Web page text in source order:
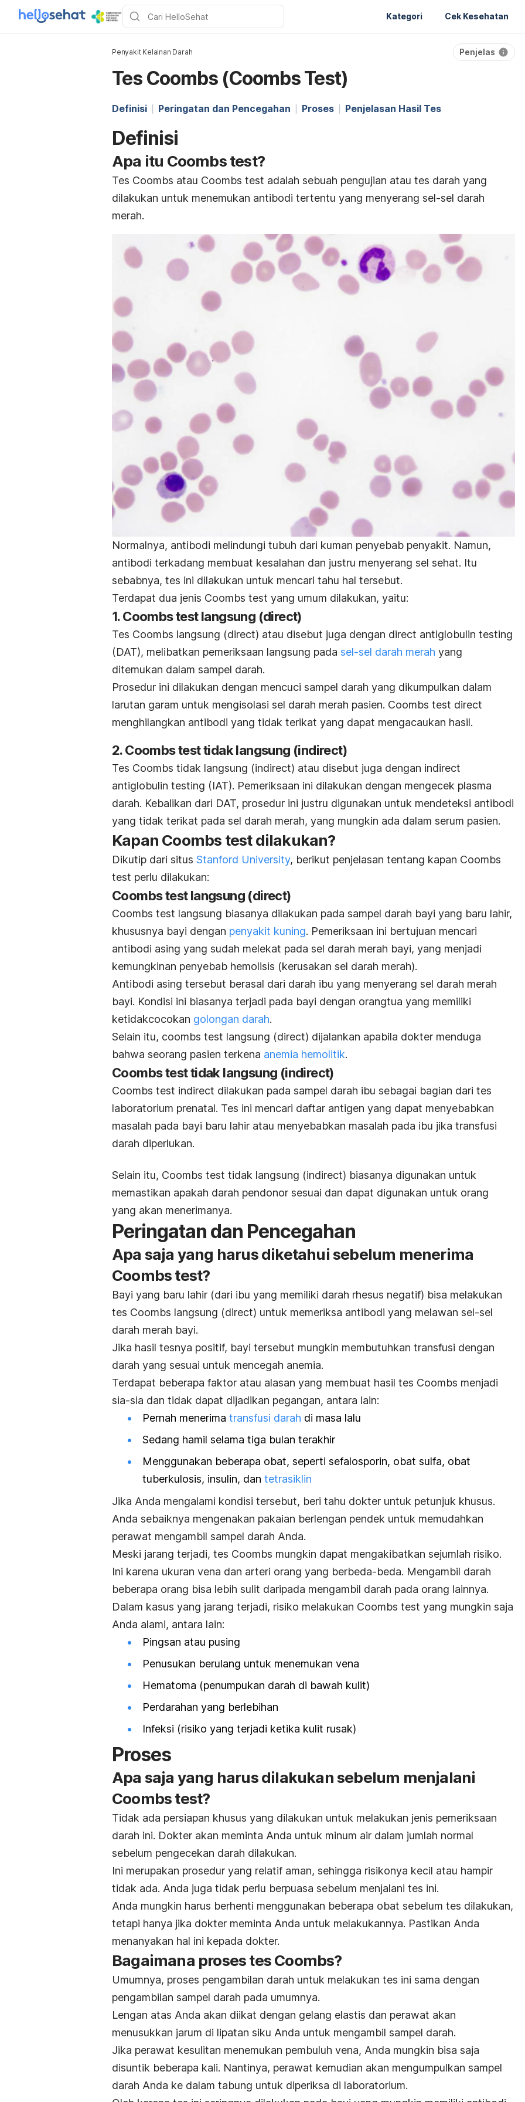
Kategori Cek Kesehatan
Penyakit Kelainan Darah Penjelas
Tes Coombs (Coombs Test)
Definisi Peringatan dan Pencegahan Proses Penjelasan Hasil Tes
Definisi
Apa itu Coombs test?
Tes Coombs atau Coombs test adalah sebuah pengujian atau tes darah yang
dilakukan untuk menemukan antibodi tertentu yang menyerang sel-sel darah
merah.
Normalnya, antibodi melindungi tubuh dari kuman penyebab penyakit. Namun,
antibodi terkadang membuat kesalahan dan justru menyerang sel sehat. Itu
sebabnya, tes ini dilakukan untuk mencari tahu hal tersebut.
Terdapat dua jenis Coombs test yang umum dilakukan, yaitu:
1.Coombs testlangsung (direct)
Tes Coombs langsung (direct) atau disebut juga dengan direct antiglobulin testing
(DAT), melibatkan pemeriksaan langsung pada sel-sel darah merah yang
ditemukan dalam sampel darah.
Prosedur ini dilakukan dengan mencuci sampel darah yang dikumpulkan dalam
larutan garam untuk mengisolasi sel darah merah pasien. Coombs test direct
menghilangkan antibodi yang tidak terikat yang dapat mengacaukan hasil.
2.Coombstesttidak langsung (indirect)
Tes Coombs tidak langsung (indirect) atau disebut juga dengan indirect
antiglobulin testing (IAT). Pemeriksaan ini dilakukan dengan mengecek plasma
darah. Kebalikan dari DAT, prosedur ini justru digunakan untuk mendeteksi antibodi
yang tidak terikat pada sel darah merah, yang mungkin ada dalam serum pasien.
Kapan Coombs testdilakukan?
Dikutip dari situs Stanford University, berikut penjelasan tentang kapan Coombs
test perlu dilakukan:
Coombs testlangsung (direct)
Coombs test langsung biasanya dilakukan pada sampel darah bayi yang baru lahir,
khususnya bayi dengan penyakit kuning. Pemeriksaan ini bertujuan mencari
antibodi asing yang sudah melekat pada sel darah merah bayi, yang menjadi
kemungkinan penyebab hemolisis (kerusakan sel darah merah).
Antibodi asing tersebut berasal dari darah ibu yang menyerang sel darah merah
bayi. Kondisi ini biasanya terjadi pada bayi dengan orangtua yang memiliki
ketidakcocokan golongan darah.
Selain itu, coombs test langsung (direct) dijalankan apabila dokter menduga
bahwa seorang pasien terkena anemia hemolitik.
Coombs test tidak langsung (indirect)
Coombs test indirect dilakukan pada sampel darah ibu sebagai bagian dari tes
laboratorium prenatal. Tes ini mencari daftar antigen yang dapat menyebabkan
masalah pada bayi baru lahir atau menyebabkan masalah pada ibu jika transfusi
darah diperlukan.
Selain itu, Coombs test tidak langsung (indirect) biasanya digunakan untuk
memastikan apakah darah pendonor sesuai dan dapat digunakan untuk orang
yang akan menerimanya.
Peringatan dan Pencegahan
Apa saja yang harus diketahui sebelum menerima
Coombs test?
Bayi yang baru lahir (dari ibu yang memiliki darah rhesus negatif) bisa melakukan
tes Coombs langsung (direct) untuk memeriksa antibodi yang melawan sel-sel
darah merah bayi.
Jika hasil tesnya positif, bayi tersebut mungkin membutuhkan transfusi dengan
darah yang sesuai untuk mencegah anemia.
Terdapat beberapa faktor atau alasan yang membuat hasil tes Coombs menjadi
sia-sia dan tidak dapat dijadikan pegangan, antara lain:
Pernah menerima transfusi darah di masa lalu
Sedang hamil selama tiga bulan terakhir
Menggunakan beberapa obat, seperti sefalosporin, obat sulfa, obat
tuberkulosis, insulin, dan tetrasiklin
Jika Anda mengalami kondisi tersebut, beri tahu dokter untuk petunjuk khusus.
Anda sebaiknya mengenakan pakaian berlengan pendek untuk memudahkan
perawat mengambil sampel darah Anda.
Meski jarang terjadi, tes Coombs mungkin dapat mengakibatkan sejumlah risiko.
Ini karena ukuran vena dan arteri orang yang berbeda-beda. Mengambil darah
beberapa orang bisa lebih sulit daripada mengambil darah pada orang lainnya.
Dalam kasus yang jarang terjadi, risiko melakukan Coombs test yang mungkin saja
Anda alami, antara lain:
Pingsan atau pusing
Penusukan berulang untuk menemukan vena
Hematoma (penumpukan darah di bawah kulit)
Perdarahan yang berlebihan
Infeksi (risiko yang terjadi ketika kulit rusak)
Proses
Apa saja yang harus dilakukan sebelum menjalani
Coombs test?
Tidak ada persiapan khusus yang dilakukan untuk melakukan jenis pemeriksaan
darah ini. Dokter akan meminta Anda untuk minum air dalam jumlah normal
sebelum pengecekan darah dilakukan.
Ini merupakan prosedur yang relatif aman, sehingga risikonya kecil atau hampir
tidak ada. Anda juga tidak perlu berpuasa sebelum menjalani tes ini.
Anda mungkin harus berhenti menggunakan beberapa obat sebelum tes dilakukan,
tetapi hanya jika dokter meminta Anda untuk melakukannya. Pastikan Anda
menanyakan hal ini kepada dokter.
Bagaimana proses tes Coombs?
Umumnya, proses pengambilan darah untuk melakukan tes ini sama dengan
pengambilan sampel darah pada umumnya.
Lengan atas Anda akan diikat dengan gelang elastis dan perawat akan
menusukkan jarum di lipatan siku Anda untuk mengambil sampel darah.
Jika perawat kesulitan menemukan pembuluh vena, Anda mungkin bisa saja
disuntik beberapa kali. Nantinya, perawat kemudian akan mengumpulkan sampel
darah Anda ke dalam tabung untuk diperiksa di laboratorium.